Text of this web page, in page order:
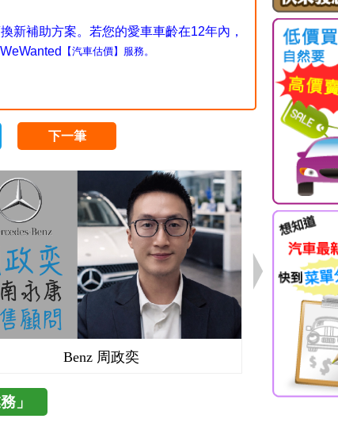
新補助方案。若您的愛車車齡在12年內，
【汽車估價】服務。
下一筆
Benz 周政奕
」